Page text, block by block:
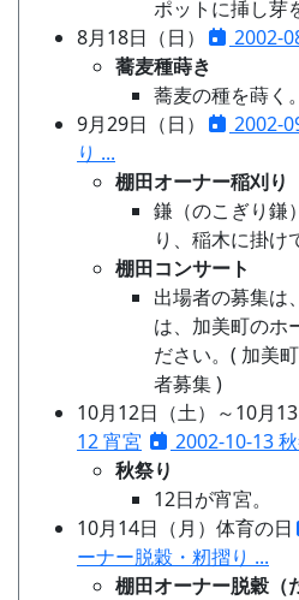
ポットに挿し芽
8月18日（日）
2002-
蕎麦種蒔き
蕎麦の種を蒔く。
9月29日（日）
2002-
り ...
棚田オーナー稲刈り
鎌（のこぎり鎌
り、稲木に掛け
棚田コンサート
出場者の募集は
は、加美町のホ
ださい。( 加美
者募集 )
10月12日（土）～10月13
12 宵宮
2002-10-13
秋祭り
12日が宵宮。
10月14日（月）体育の日
ーナー脱穀・籾摺り ...
棚田オーナー脱穀（